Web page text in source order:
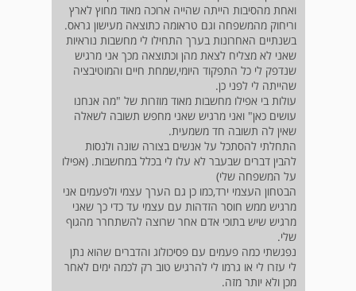
ואחת מהסיבות הייתה שהייה ארוכה מאוד מחוץ לארץ
וריחוק מהמשפחה וגם טראומה כתוצאה מעישון גראס.
בשנתיים האחרונות בערך התחילו לי מחשבות נוראיות
שאני לא מצליח לצאת מהן וכתוצאה מכך אני מרגיש
שנדפק לי כל התפקוד היומי,שמחת חיים והמוטיבציה
שהייתה לי לפני כן.
עולות בי אפילו מחשבות מאוד מוזרות של "מה אנחנו
עושים כאן" ואני מרגיש שאני מחפש תשובה לשאלה
שאין לה תשובה חד משמעית.
התחלתי להסתכל על אנשים בצורה שונה ולנסות
להבין דברים שבעבר לא עלו לי בכלל במחשבות. (אפילו
על המשפחה שלי)
הבטחון העצמי ירד,כמו כן גם הערך עצמי ולפעמים אני
מרגיש ממש חוסר הזדהות עם עצמי עד כדי כך שאני
מרגיש שיש בתוכי אדם אחר שרוצה להשתחרר מהגוף
שלי.
נפגשתי כמה פעמים עם פסיכולוג והדברים שהוא נתן
לי עזרו לי או גרמו לי להרגיש טוב רק לכמה ימים לאחר
מכן ולא יותר מזה.